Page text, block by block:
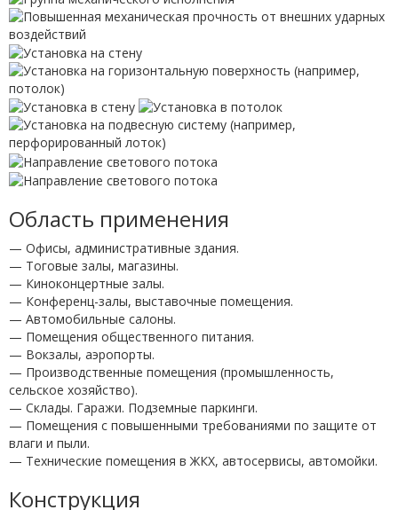
Область применения
— Офисы, административные здания.
— Тоговые залы, магазины.
— Киноконцертные залы.
— Конференц-залы, выставочные помещения.
— Автомобильные салоны.
— Помещения общественного питания.
— Вокзалы, аэропорты.
— Производственные помещения (промышленность,
сельское хозяйство).
— Склады. Гаражи. Подземные паркинги.
— Помещения с повышенными требованиями по защите от
влаги и пыли.
— Технические помещения в ЖКХ, автосервисы, автомойки.
Конструкция